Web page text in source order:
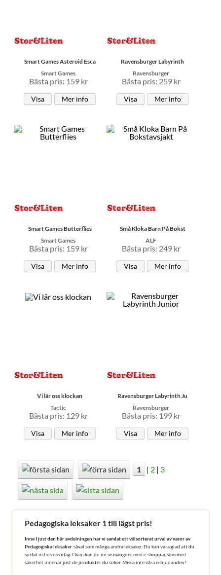
Smart Games Asteroid Esca
Smart Games
Bästa pris: 159 kr
Visa Mer info
Ravensburger Labyrinth
Ravensburger
Bästa pris: 259 kr
Visa Mer info
Smart Games Butterflies
Smart Games
Bästa pris: 159 kr
Visa Mer info
Små Kloka Barn På Bokst
ALF
Bästa pris: 249 kr
Visa Mer info
Vi lär oss klockan
Tactic
Bästa pris: 129 kr
Visa Mer info
Ravensburger Labyrinth Ju
Ravensburger
Bästa pris: 199 kr
Visa Mer info
1 | 2 | 3
Pedagogiska leksaker 1 till lägst pris!
Inne I just den här avdelningen har vi samlat ett välsorterat urval av varor av
Pedagogiska leksaker. såväl som många andra leksaker. Du kan vara glad att du
surfat in hos oss idag. Ovan kan du nu se mängder med e-shoppar som med
säkerhet innehar just de produkter du söker. Missa inte våra erbjudanden!